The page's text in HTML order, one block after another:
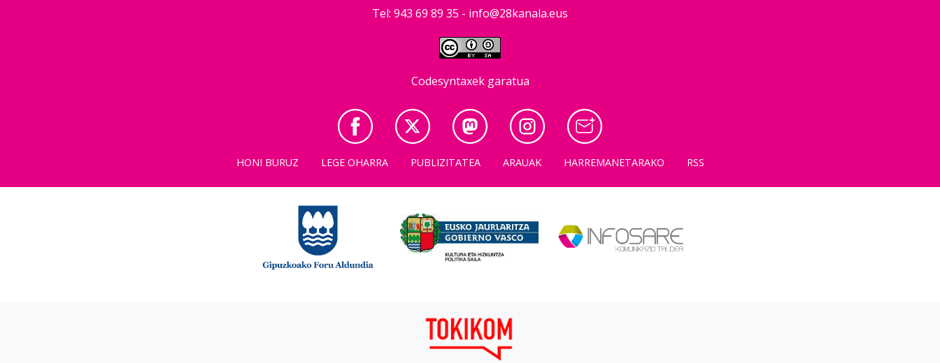
Tel: 943 69 89 35 - info@28kanala.eus
Codesyntaxek garatua
HONI BURUZ LEGE OHARRA PUBLIZITATEA ARAUAK HARREMANETARAKO RSS